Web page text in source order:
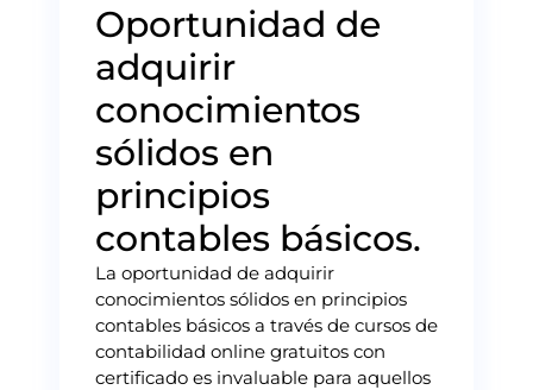
Oportunidad de
adquirir
conocimientos
sólidos en
principios
contables básicos.
La oportunidad de adquirir
conocimientos sólidos en principios
contables básicos a través de cursos de
contabilidad online gratuitos con
certificado es invaluable para aquellos